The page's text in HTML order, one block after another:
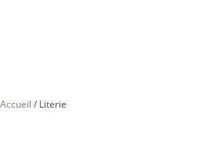
Accueil / Literie